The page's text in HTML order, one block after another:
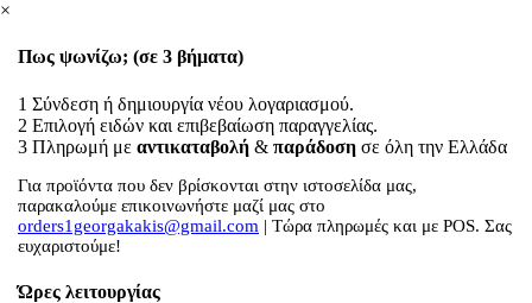
×
Πως ψωνίζω; (σε 3 βήματα)
1 Σύνδεση ή δημιουργία νέου λογαριασμού.
2 Επιλογή ειδών και επιβεβαίωση παραγγελίας.
3 Πληρωμή με αντικαταβολή & παράδοση σε όλη την Ελλάδα
Για προϊόντα που δεν βρίσκονται στην ιστοσελίδα μας,
παρακαλούμε επικοινωνήστε μαζί μας στο
orders1georgakakis@gmail.com | Τώρα πληρωμές και με POS. Σας
ευχαριστούμε!
Ώρες λειτουργίας